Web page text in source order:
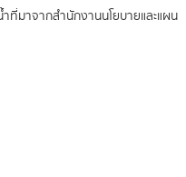
มาจากสำนักงานนโยบายและแผน